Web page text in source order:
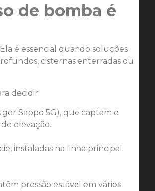
de bomba é
é essencial quando soluções
cisternas enterradas ou
decidir:
Sappo 5G), que captam e
elevação.
instaladas na linha principal.
pressão estável em vários